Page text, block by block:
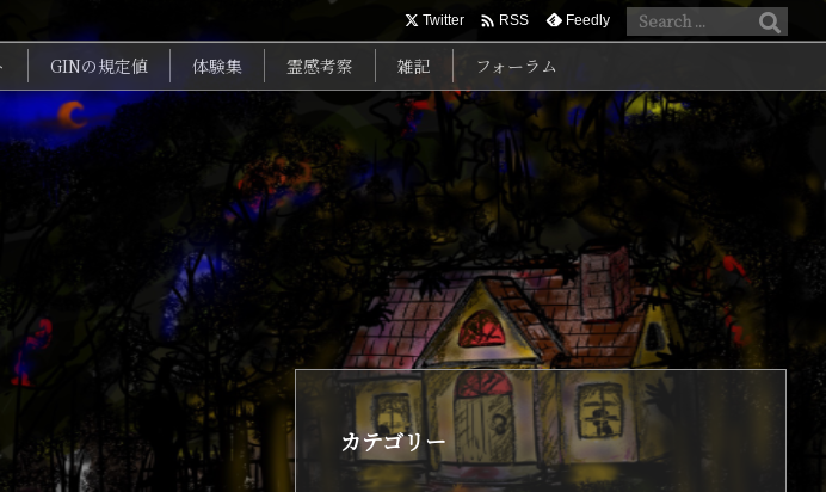
GINの規定値 体験集 霊感考察 雑記 フォーラム
Twitter  RSS Feedly
カテゴリー